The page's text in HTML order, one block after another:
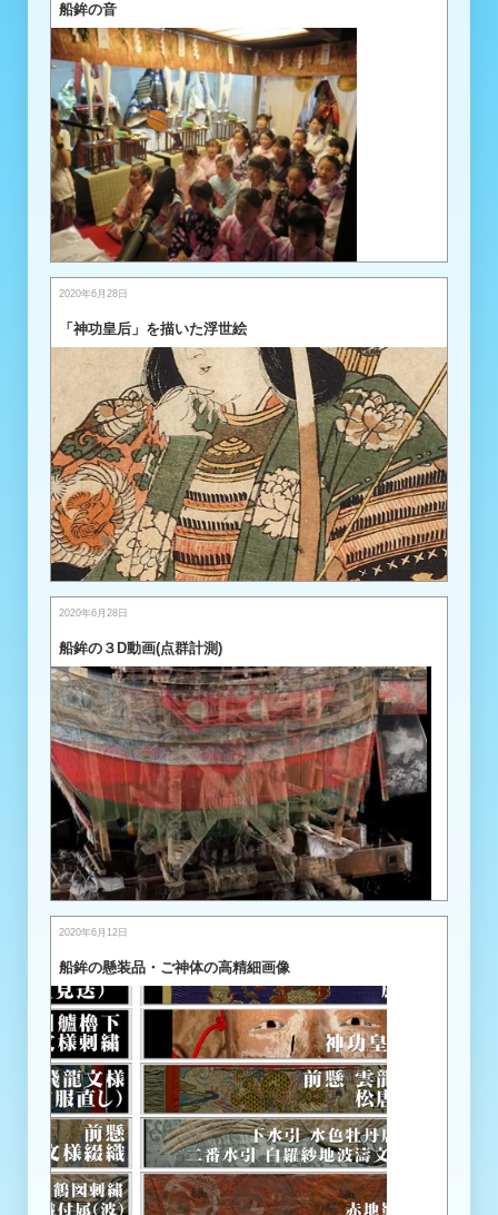
船鉾の音
2020年6月28日
「神功皇后」を描いた浮世絵
2020年6月28日
船鉾の３D動画(点群計測)
2020年6月12日
船鉾の懸装品・ご神体の高精細画像